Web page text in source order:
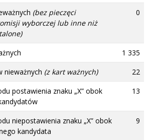
(bez pieczęci
wyborczej lub inne niż
0
1 335
nieważnych (z kart ważnych)
22
postawienia znaku „X” obok
13
niepostawienia znaku „X” obok
kandydata
9